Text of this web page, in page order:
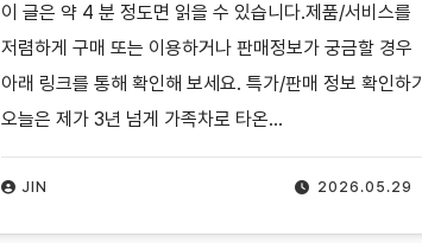
2026.05.29
JIN
이 글은 약 4 분 정도면 읽을 수 있습니다.제품/서비스를
저렴하게 구매 또는 이용하거나 판매정보가 궁금할 경우
아래 링크를 통해 확인해 보세요. 특가/판매 정보 확인하기
오늘은 제가 3년 넘게 가족차로 타온…